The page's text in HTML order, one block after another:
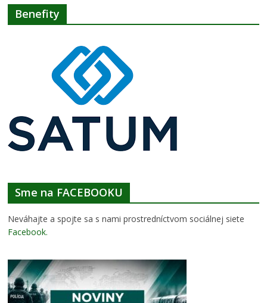
Benefity
Sme na FACEBOOKU
Neváhajte a spojte sa s nami prostredníctvom sociálnej siete
Facebook.